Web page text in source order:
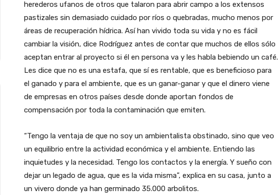
herederos ufanos de otros que talaron para abrir campo a los extensos
pastizales sin demasiado cuidado por ríos o quebradas, mucho menos por
áreas de recuperación hídrica. Así han vivido toda su vida y no es fácil
cambiar la visión, dice Rodríguez antes de contar que muchos de ellos sólo
aceptan entrar al proyecto si él en persona va y les habla bebiendo un café.
Les dice que no es una estafa, que sí es rentable, que es beneficioso para
el ganado y para el ambiente, que es un ganar-ganar y que el dinero viene
de empresas en otros países desde donde aportan fondos de
compensación por toda la contaminación que emiten.
“Tengo la ventaja de que no soy un ambientalista obstinado, sino que veo
un equilibrio entre la actividad económica y el ambiente. Entiendo las
inquietudes y la necesidad. Tengo los contactos y la energía. Y sueño con
dejar un legado de agua, que es la vida misma”, explica en su casa, junto a
un vivero donde ya han germinado 35.000 arbolitos.